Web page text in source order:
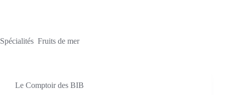
Spécialités Fruits de mer
Le Comptoir des BIB